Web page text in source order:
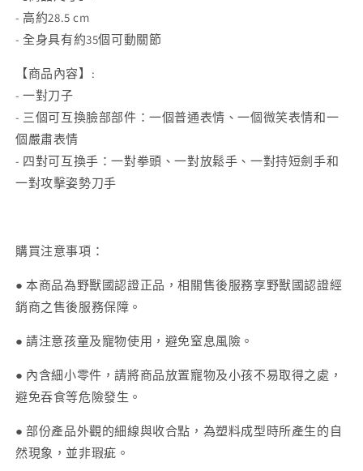
- 高約28.5 cm
- 全身具有約35個可動關節
【商品內容】:
- 一對刀子
- 三個可互換臉部部件：一個普通表情、一個微笑表情和一
個嚴肅表情
- 四對可互換手：一對拳頭、一對放鬆手、一對持短劍手和
一對攻擊姿勢刀手
購買注意事項：
● 本商品為野獸國認證正品，相關售後服務享野獸國認證經
銷商之售後服務保障。
● 請注意孩童及寵物使用，避免窒息風險。
● 內含細小零件，請將商品放置寵物及小孩不易取得之處，
避免吞食等危險發生。
● 部份產品外觀的細線與收合點，為塑料成型時所產生的自
然現象，並非瑕疵。